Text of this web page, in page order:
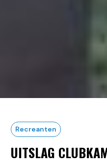
Recreanten
UITSLAG